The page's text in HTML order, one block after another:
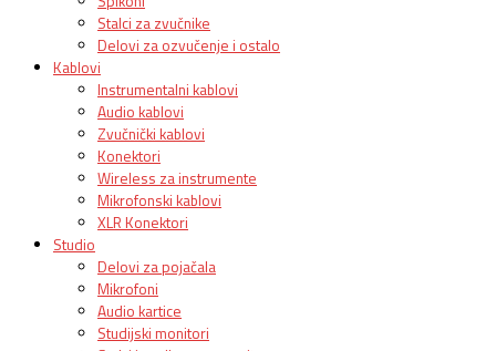
Stalci za zvučnike
Delovi za ozvučenje i ostalo
Kablovi
Instrumentalni kablovi
Audio kablovi
Zvučnički kablovi
Konektori
Wireless za instrumente
Mikrofonski kablovi
XLR Konektori
Studio
Delovi za pojačala
Mikrofoni
Audio kartice
Studijski monitori